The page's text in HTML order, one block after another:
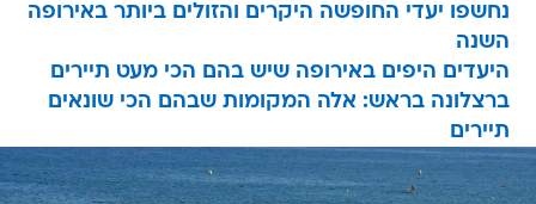
נחשפו יעדי החופשה היקרים והזולים ביותר באירופה
השנה
היעדים היפים באירופה שיש בהם הכי מעט תיירים
ברצלונה בראש: אלה המקומות שבהם הכי שונאים
תיירים